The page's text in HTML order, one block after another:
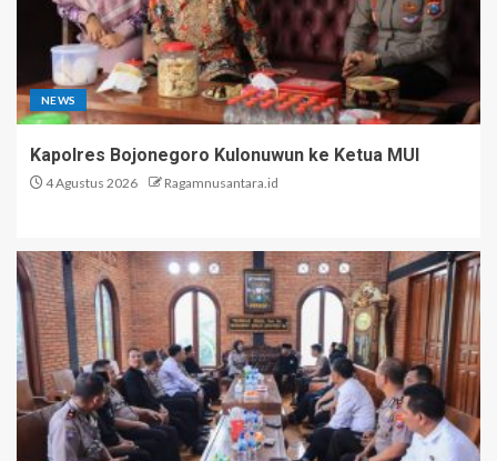
NEWS
Kapolres Bojonegoro Kulonuwun ke Ketua MUI
4 Agustus 2026 Ragamnusantara.id